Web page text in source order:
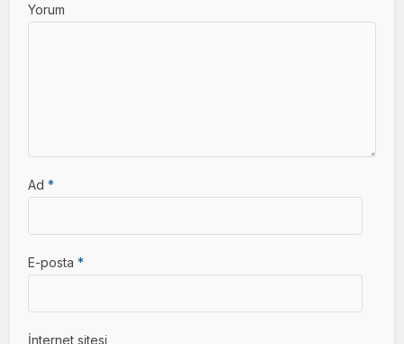
Yorum
Ad*
E-posta*
İnternet sitesi